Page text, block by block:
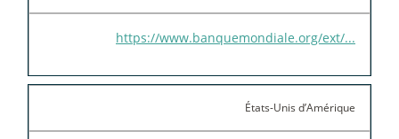
https://www.banquemondiale.org/ext/...
États-Unis d’Amérique